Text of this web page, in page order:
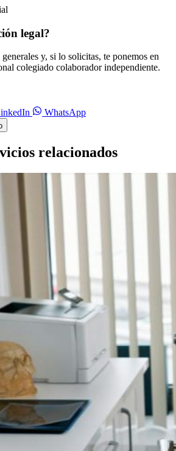
legal?
y, si lo solicitas, te ponemos en
colegiado colaborador independiente.
WhatsApp
relacionados